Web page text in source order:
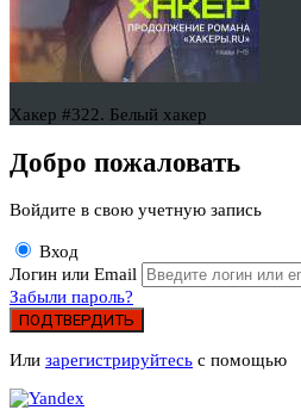
Хакер #322. Белый хакер
Добро пожаловать
Войдите в свою учетную запись
Вход
Логин или Email
Забыли пароль?
ПОДТВЕРДИТЬ
Или зарегистрируйтесь с помощью